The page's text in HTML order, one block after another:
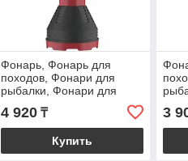
Фонарь, Фонарь для
походов, Фонари для
рыбалки, Фонари для
туризма и кемпинга
4 920₸
Купить
3